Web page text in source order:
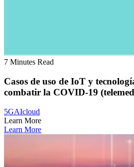
7 Minutes Read
Casos de uso de IoT y
combatir la COVID-19
5GAIcloud
Learn More
Learn More